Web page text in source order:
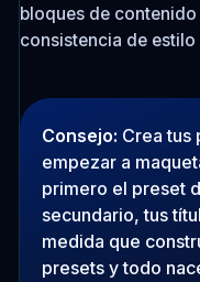
bloques de
consistencia de estilo
Consejo: Crea tus
empezar a
primero el preset
secundario, tus
medida que
presets y todo